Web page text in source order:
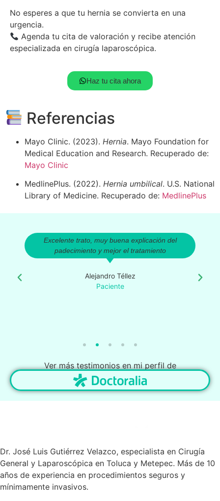
No esperes a que tu hernia se convierta en una
urgencia.
Agenda tu cita de valoración y recibe atención
especializada en cirugía laparoscópica.
Haz tu cita ahora
Referencias
Mayo Clinic. (2023). Hernia. Mayo Foundation for
Medical Education and Research. Recuperado de:
Mayo Clinic
MedlinePlus. (2022). Hernia umbilical. U.S. National
Library of Medicine. Recuperado de: MedlinePlus
Excelente trato, muy buena explicación del
padecimiento y mejor el tratamiento
Alejandro Téllez
Paciente
Ver más testimonios en mi perfil de
Dr. José Luis Gutiérrez Velazco, especialista en Cirugía
General y Laparoscópica en Toluca y Metepec. Más de 10
años de experiencia en procedimientos seguros y
mínimamente invasivos.